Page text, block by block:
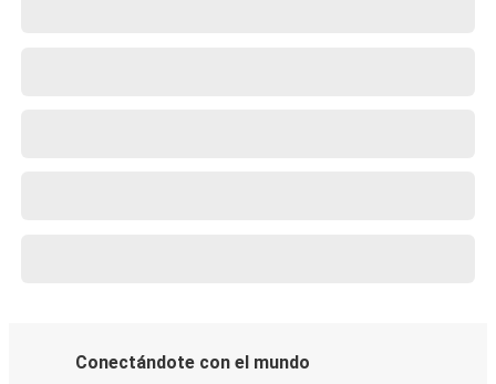
Conectándote con el mundo